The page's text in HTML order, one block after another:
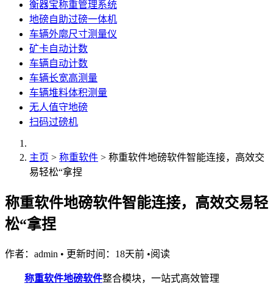
衡器宝称重管理系统
地磅自助过磅一体机
车辆外廓尺寸测量仪
矿卡自动计数
车辆自动计数
车辆长宽高测量
车辆堆料体积测量
无人值守地磅
扫码过磅机
主页 > 称重软件 > 称重软件地磅软件智能连接，高效交
易轻松“拿捏
称重软件地磅软件智能连接，高效交易轻
松“拿捏
作者：admin • 更新时间：18天前 •阅读
称重软件地磅软件整合模块，一站式高效管理